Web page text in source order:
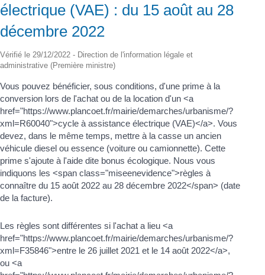
électrique (VAE) : du 15 août au 28
décembre 2022
Vérifié le 29/12/2022 - Direction de l'information légale et
administrative (Première ministre)
Vous pouvez bénéficier, sous conditions, d'une prime à la
conversion lors de l'achat ou de la location d'un <a
href="https://www.plancoet.fr/mairie/demarches/urbanisme/?
xml=R60040">cycle à assistance électrique (VAE)</a>. Vous
devez, dans le même temps, mettre à la casse un ancien
véhicule diesel ou essence (voiture ou camionnette). Cette
prime s'ajoute à l'aide dite bonus écologique. Nous vous
indiquons les <span class="miseenevidence">règles à
connaître du 15 août 2022 au 28 décembre 2022</span> (date
de la facture).
Les règles sont différentes si l'achat a lieu <a
href="https://www.plancoet.fr/mairie/demarches/urbanisme/?
xml=F35846">entre le 26 juillet 2021 et le 14 août 2022</a>,
ou <a